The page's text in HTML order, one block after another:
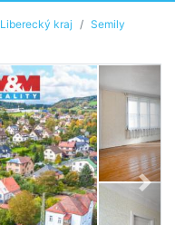
Liberecký kraj
Semily